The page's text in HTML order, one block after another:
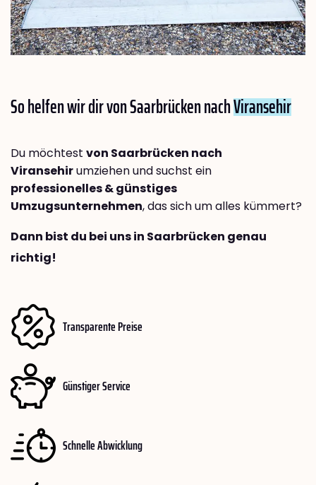
So helfen wir dir von Saarbrücken nachViransehir
Du möchtest von Saarbrücken nach
Viransehirumziehen und suchst ein
professionelles & günstiges
Umzugsunternehmen, das sich um alles kümmert?
Dann bist du bei uns in Saarbrücken genau
richtig!
Transparente Preise
Günstiger Service
Schnelle Abwicklung